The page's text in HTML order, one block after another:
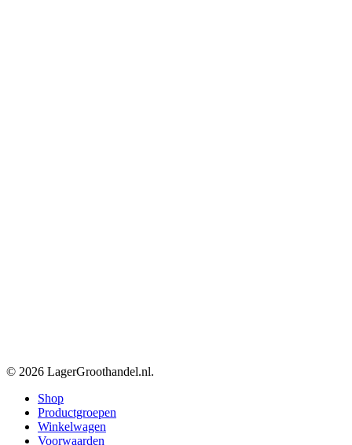
© 2026 LagerGroothandel.nl.
Close
Menu
Shop
Productgroepen
Winkelwagen
Voorwaarden